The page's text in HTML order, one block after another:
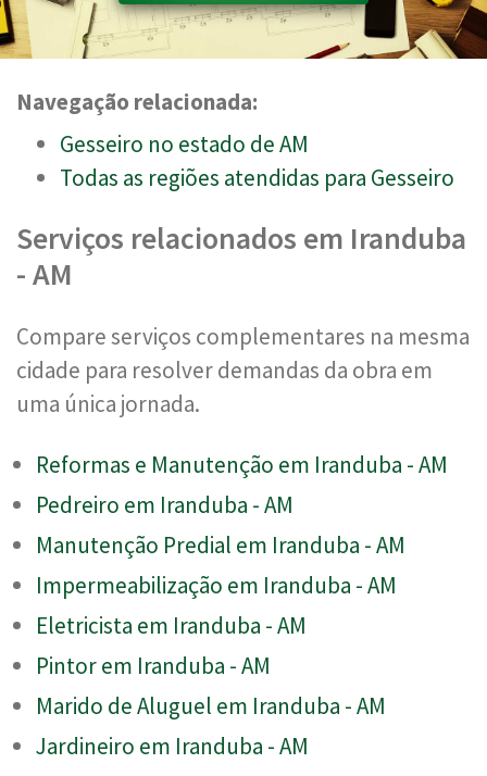
Navegação relacionada:
Gesseiro no estado de AM
Todas as regiões atendidas para Gesseiro
Serviços relacionados em Iranduba
- AM
Compare serviços complementares na mesma
cidade para resolver demandas da obra em
uma única jornada.
Reformas e Manutenção em Iranduba - AM
Pedreiro em Iranduba - AM
Manutenção Predial em Iranduba - AM
Impermeabilização em Iranduba - AM
Eletricista em Iranduba - AM
Pintor em Iranduba - AM
Marido de Aluguel em Iranduba - AM
Jardineiro em Iranduba - AM